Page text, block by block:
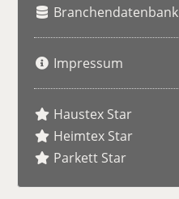
Branchendatenbank
Impressum
Haustex Star
Heimtex Star
Parkett Star